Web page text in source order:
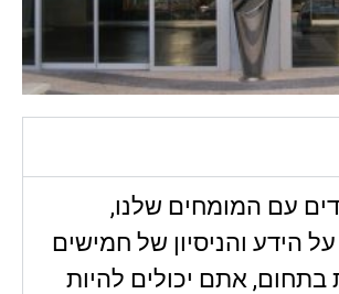
עם המומחים שלנו,
הידע והניסיון של חמישים
בתחום, אתם יכולים להיות